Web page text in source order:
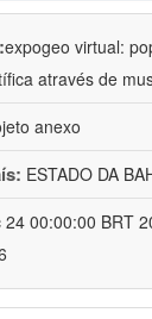
expogeo virtual:
através de
anexo
ESTADO DA
24 00:00:00 BRT